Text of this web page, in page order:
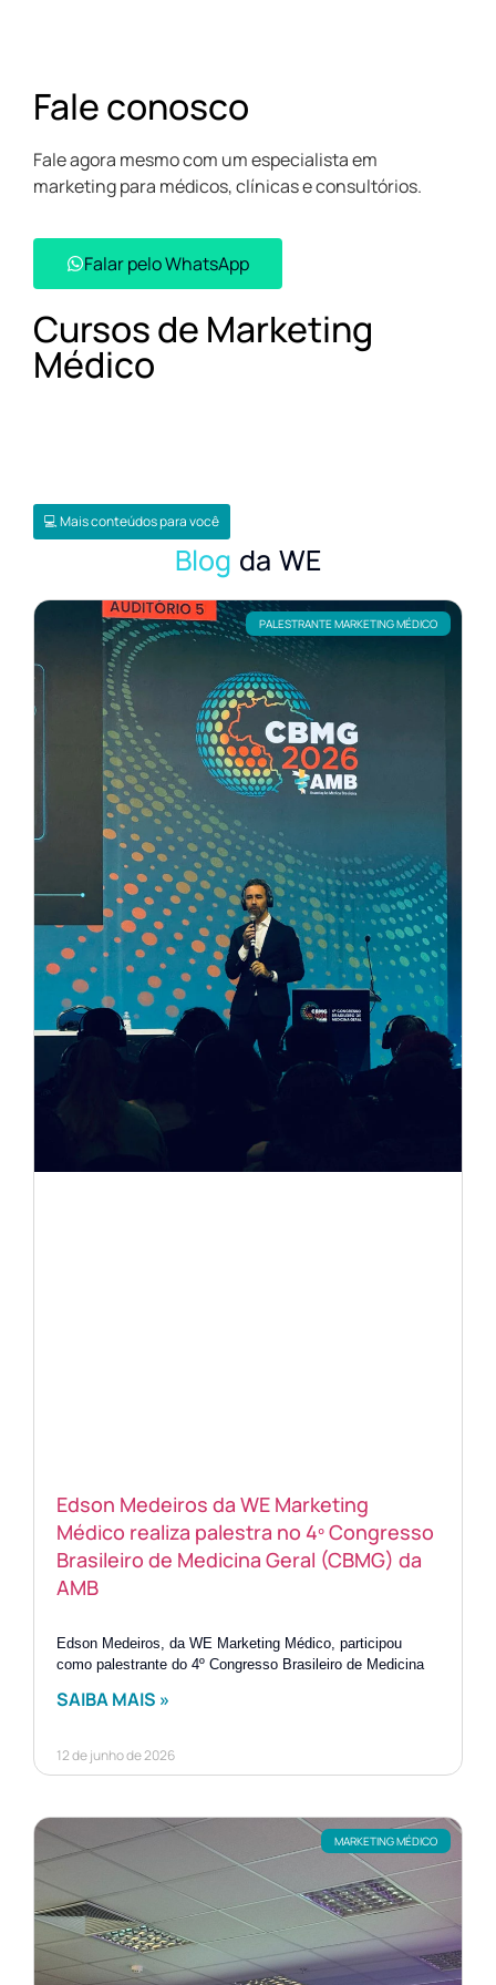
Fale conosco
Fale agora mesmo com um especialista em
marketing para médicos, clínicas e consultórios.
Falar pelo WhatsApp​
Cursos de Marketing
Médico
💻 Mais conteúdos para você
Blog da WE
PALESTRANTE MARKETING MÉDICO
Edson Medeiros da WE Marketing
Médico realiza palestra no 4º Congresso
Brasileiro de Medicina Geral (CBMG) da
AMB
Edson Medeiros, da WE Marketing Médico, participou
como palestrante do 4º Congresso Brasileiro de Medicina
SAIBA MAIS »
12 de junho de 2026
MARKETING MÉDICO